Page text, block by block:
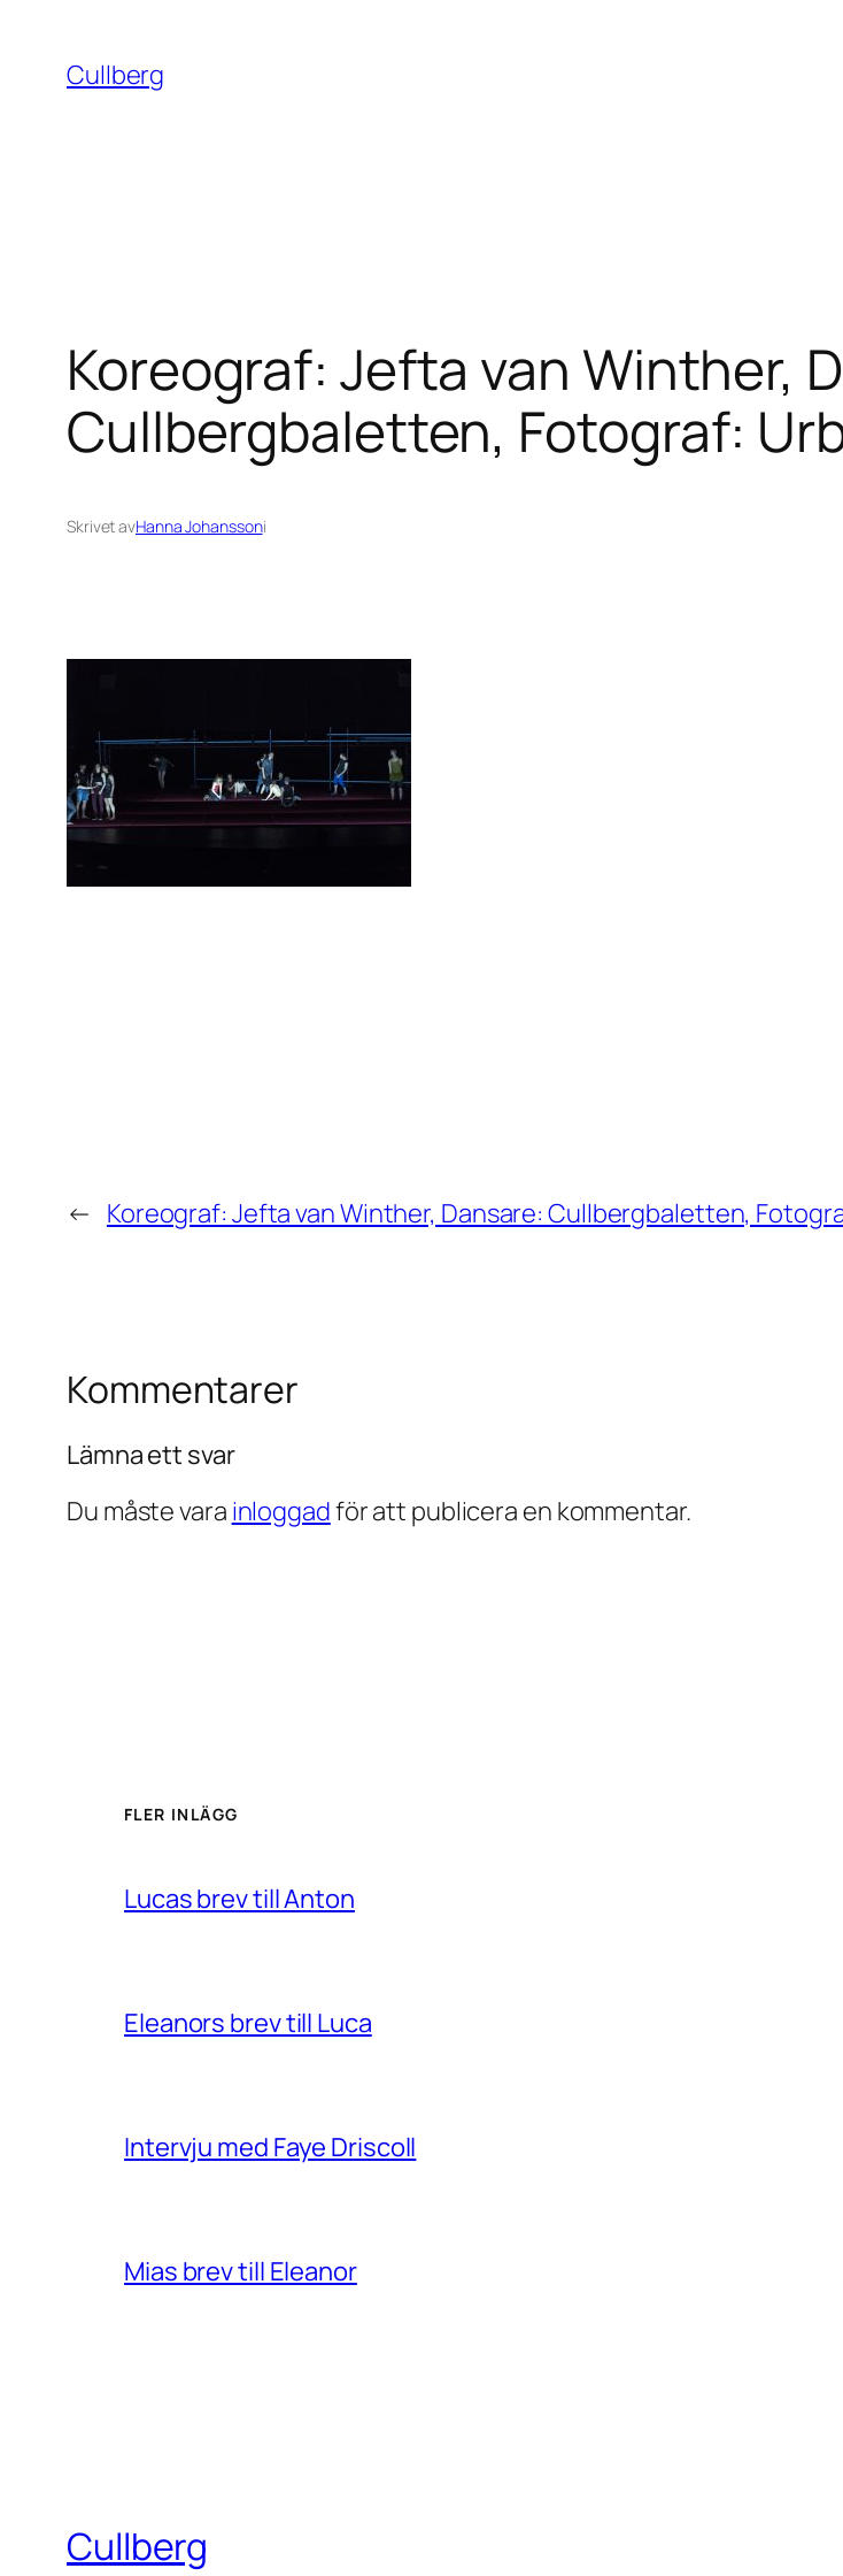
innehåll
Cullberg
Koreograf: Jefta van Winther,
Cullbergbaletten, Fotograf:
Skrivet avHanna Johanssoni
← Koreograf: Jefta van Winther, Dansare: Cullbergbaletten,
Kommentarer
Lämna ett svar
Du måste vara inloggadför att publicera en kommentar.
FLER INLÄGG
Lucas brev till Anton
Eleanors brev till Luca
Intervju med Faye Driscoll
Mias brev till Eleanor
Cullberg